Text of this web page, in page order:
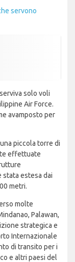
servono
solo voli
Air Force.
avamposto per
piccola torre di
effettuate
estesa dai
metri.
molte
Palawan,
strategica e
Internazionale
di transito per i
e altri paesi del